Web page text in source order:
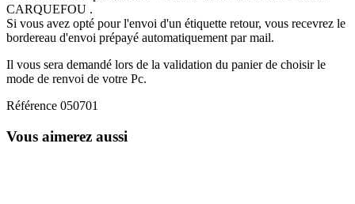
CARQUEFOU .
Si vous avez opté pour l'envoi d'un étiquette retour, vous recevrez le
bordereau d'envoi prépayé automatiquement par mail.
Il vous sera demandé lors de la validation du panier de choisir le
mode de renvoi de votre Pc.
Référence 050701
Vous aimerez aussi